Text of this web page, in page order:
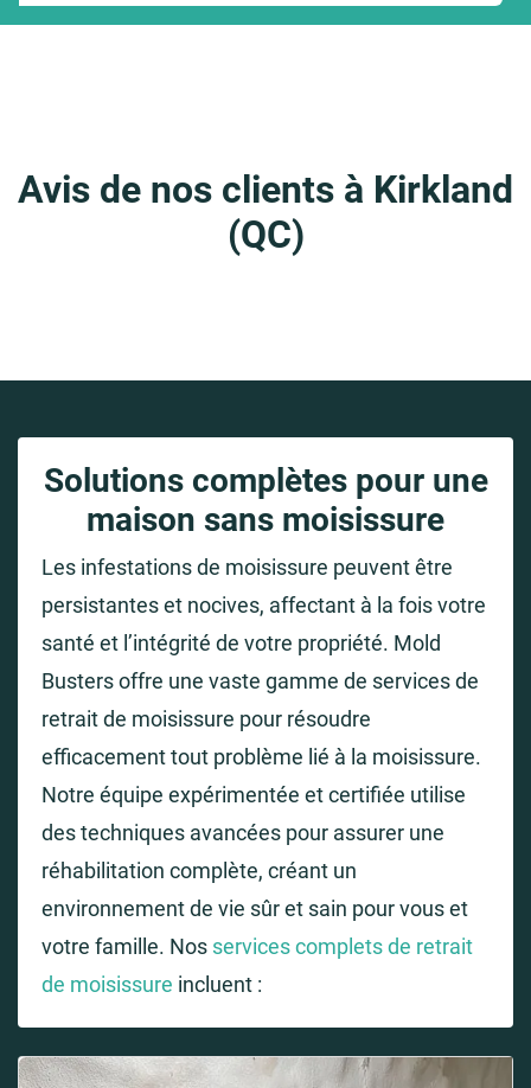
Avis de nos clients à Kirkland
(QC)
Solutions complètes pour une
maison sans moisissure
Les infestations de moisissure peuvent être
persistantes et nocives, affectant à la fois votre
santé et l’intégrité de votre propriété. Mold
Busters offre une vaste gamme de services de
retrait de moisissure pour résoudre
efficacement tout problème lié à la moisissure.
Notre équipe expérimentée et certifiée utilise
des techniques avancées pour assurer une
réhabilitation complète, créant un
environnement de vie sûr et sain pour vous et
votre famille. Nos services complets de retrait
de moisissure incluent :